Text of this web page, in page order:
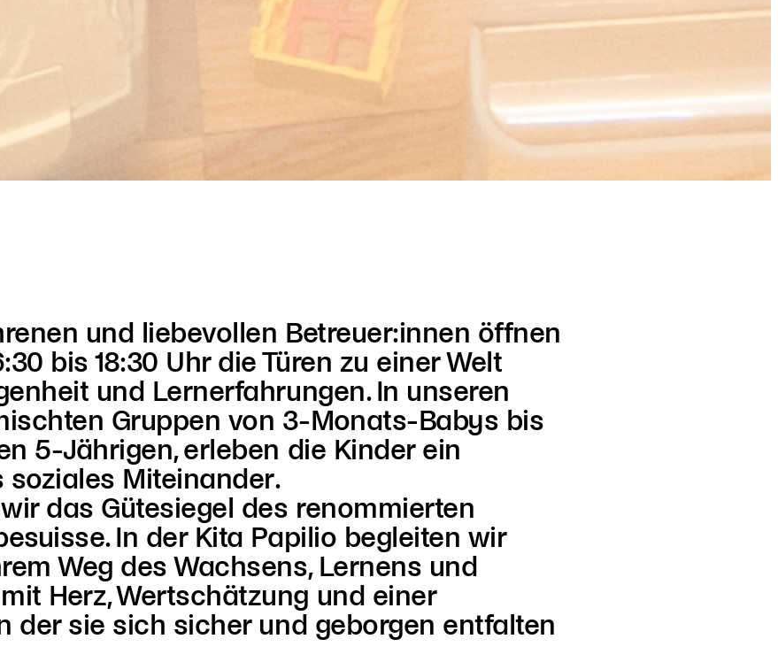
und liebevollen Betreuer:innen öffnen
bis 18:30 Uhr die Türen zu einer Welt
und Lernerfahrungen. In unseren
Gruppen von 3-Monats-Babys bis
5-Jährigen, erleben die Kinder ein
soziales Miteinander.
das Gütesiegel des renommierten
In der Kita Papilio begleiten wir
Weg des Wachsens, Lernens und
Herz, Wertschätzung und einer
der sie sich sicher und geborgen entfalten